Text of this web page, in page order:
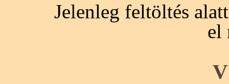
Jelenleg feltöltés
el